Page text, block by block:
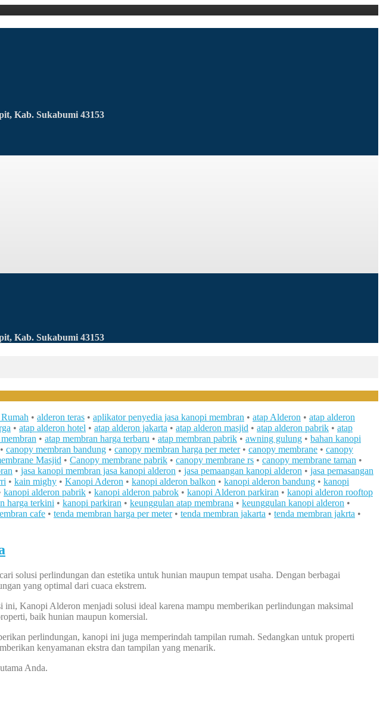
Kab. Sukabumi 43153
Kab. Sukabumi 43153
• alderon teras • aplikator penyedia jasa kanopi membran • atap Alderon • atap alderon
• atap alderon hotel • atap alderon jakarta • atap alderon masjid • atap alderon pabrik • atap
• atap membran harga terbaru • atap membran pabrik • awning gulung • bahan kanopi
• canopy membran bandung • canopy membran harga per meter• canopy membrane • canopy
Masjid • Canopy membrane pabrik • canopy membrane rs • canopy membrane taman •
• jasa kanopi membran jasa kanopi alderon • jasa pemaangan kanopi alderon • jasa pemasangan
• kain mighy • Kanopi Aderon • kanopi alderon balkon • kanopi alderon bandung • kanopi
kanopi alderon pabrik • kanopi alderon pabrok • kanopi Alderon parkiran • kanopi alderon rooftop
harga terkini • kanopi parkiran • keunggulan atap membrana • keunggulan kanopi alderon •
cafe • tenda membran harga per meter• tenda membran jakarta • tenda membran jakrta •
solusi perlindungan dan estetika untuk hunian maupun tempat usaha. Dengan berbagai
yang optimal dari cuaca ekstrem.
Kanopi Alderon menjadi solusi ideal karena mampu memberikan perlindungan maksimal
baik hunian maupun komersial.
perlindungan, kanopi ini juga memperindah tampilan rumah. Sedangkan untuk properti
kenyamanan ekstra dan tampilan yang menarik.
Anda.